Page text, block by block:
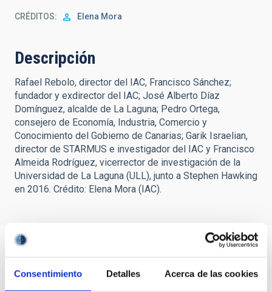
Consentimiento Detalles Acerca de las cookies
CRÉDITOS Elena Mora
Descripción
Rafael Rebolo, director del IAC, Francisco Sánchez;
fundador y exdirector del IAC; José Alberto Díaz
Domínguez, alcalde de La Laguna; Pedro Ortega,
consejero de Economía, Industria, Comercio y
Conocimiento del Gobierno de Canarias; Garik Israelian,
director de STARMUS e investigador del IAC y Francisco
Almeida Rodríguez, vicerrector de investigación de la
Universidad de La Laguna (ULL), junto a Stephen Hawking
en 2016. Crédito: Elena Mora (IAC).